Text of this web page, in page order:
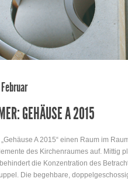
GEHÄUSE A 2015
A 2015“ einen Raum im
des Kirchenraumes auf. Mittig
die Konzentration des
Die begehbare,